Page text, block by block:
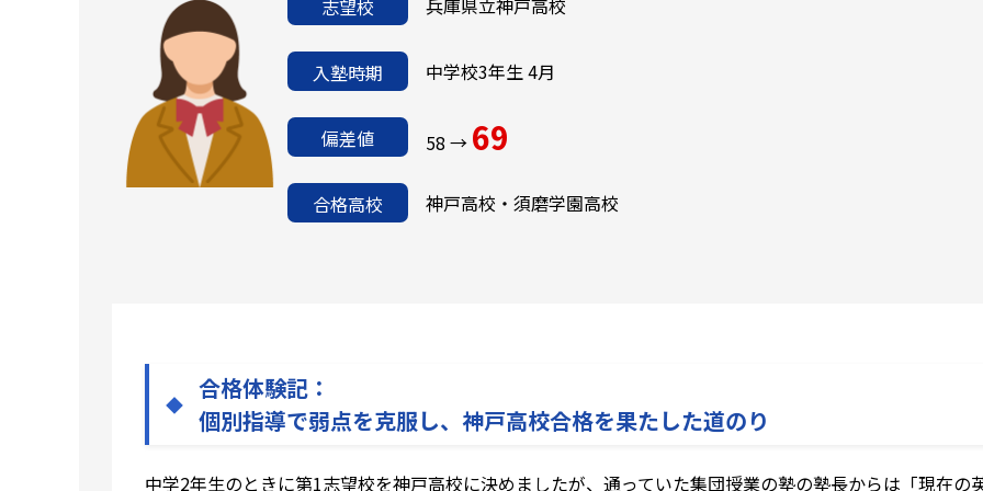
志望校 兵庫県立神戸高校
入塾時期 中学校3年生 4月
偏差値 58 → 69
合格高校 神戸高校・須磨学園高校
合格体験記：
個別指導で弱点を克服し、神戸高校合格を果たした道のり
中学2年生のときに第1志望校を神戸高校に決めましたが、通っていた集団授業の塾の塾長からは「現在の